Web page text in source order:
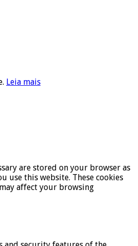
Leia mais
are stored on your browser as
use this website. These cookies
affect your browsing